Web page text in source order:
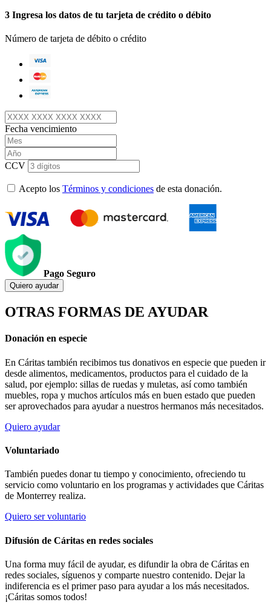
3 Ingresa los datos de tu tarjeta de crédito o débito
Número de tarjeta de débito o crédito
Fecha vencimiento
CCV
Acepto los Términos y condiciones de esta donación.
Pago Seguro
Quiero ayudar
OTRAS FORMAS DE AYUDAR
Donación en especie
En Cáritas también recibimos tus donativos en especie que pueden ir
desde alimentos, medicamentos, productos para el cuidado de la
salud, por ejemplo: sillas de ruedas y muletas, así como también
muebles, ropa y muchos artículos más en buen estado que pueden
ser aprovechados para ayudar a nuestros hermanos más necesitados.
Quiero ayudar
Voluntariado
También puedes donar tu tiempo y conocimiento, ofreciendo tu
servicio como voluntario en los programas y actividades que Cáritas
de Monterrey realiza.
Quiero ser voluntario
Difusión de Cáritas en redes sociales
Una forma muy fácil de ayudar, es difundir la obra de Cáritas en
redes sociales, síguenos y comparte nuestro contenido. Dejar la
indiferencia es el primer paso para ayudar a los más necesitados.
¡Cáritas somos todos!